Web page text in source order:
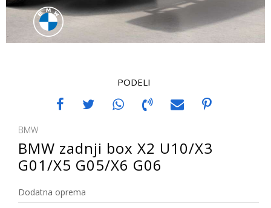
PODELI
BMW
BMW zadnji box X2 U10/X3
G01/X5 G05/X6 G06
Dodatna oprema